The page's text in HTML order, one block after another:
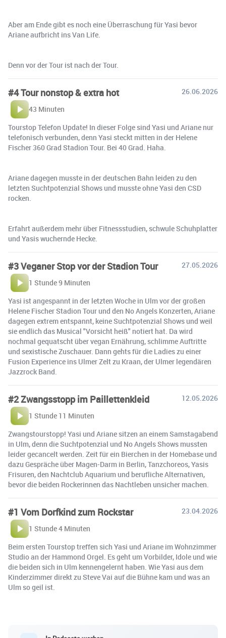
Aber am Ende gibt es noch eine Überraschung für Yasi bevor
Ariane aufbricht ins Van Life.
Denn vor der Tour ist nach der Tour.
#4 Tour nonstop & extra hot
26.06.2026
43 Minuten
Tourstop Telefon Update! In dieser Folge sind Yasi und Ariane nur
telefonisch verbunden, denn Yasi steckt mitten in der Helene
Fischer 360 Grad Stadion Tour. Bei 40 Grad. Haha.
Ariane dagegen musste in der deutschen Bahn leiden zu den
letzten Suchtpotenzial Shows und musste ohne Yasi den CSD
rocken.
Erfahrt außerdem mehr über Fitnessstudien, schwule Schuhplatter
und Yasis wuchernde Hecke.
#3 Veganer Stop vor der Stadion Tour
27.05.2026
1 Stunde 9 Minuten
Yasi ist angespannt in der letzten Woche in Ulm vor der großen
Helene Fischer Stadion Tour und den No Angels Konzerten, Ariane
dagegen extrem entspannt, keine Suchtpotenzial Shows und weil
sie endlich das Musical "Vorsicht heiß" notiert hat. Da wird
nochmal gequatscht über vegan Ernährung, schlimme Auftritte
und sexistische Zuschauer. Dann gehts für die Ladies zu einer
Fusion Experience ins Ulmer Zelt zu Kraan, der Ulmer legendären
Jazzrock Band.
#2 Zwangsstopp im Paillettenkleid
12.05.2026
1 Stunde 11 Minuten
Zwangstourstopp! Yasi und Ariane sitzen an einem Samstagabend
in Ulm, denn die Suchtpotenzial und No Angels Shows mussten
leider gecancelt werden. Zeit für ein Bierchen in der Homebase und
dazu Gespräche über Magen-Darm in Berlin, Tanzchoreos, Yasis
Frisuren, den Nachtclub Aquarium und berufliche Alternativen,
bevor die beiden Rockerinnen das Nachtleben unsicher machen.
#1 Vom Dorfkind zum Rockstar
23.04.2026
1 Stunde 4 Minuten
Beim ersten Tourstop treffen sich Yasi und Ariane im Wohnzimmer
Studio an der Hammond Orgel. Es geht um Vorbilder, Idole und wie
die beiden sich in Ulm kennengelernt haben. Wie Yasi aus dem
Kinderzimmer direkt zu Steve Vai auf die Bühne kam und was an
Ulm so geil ist.